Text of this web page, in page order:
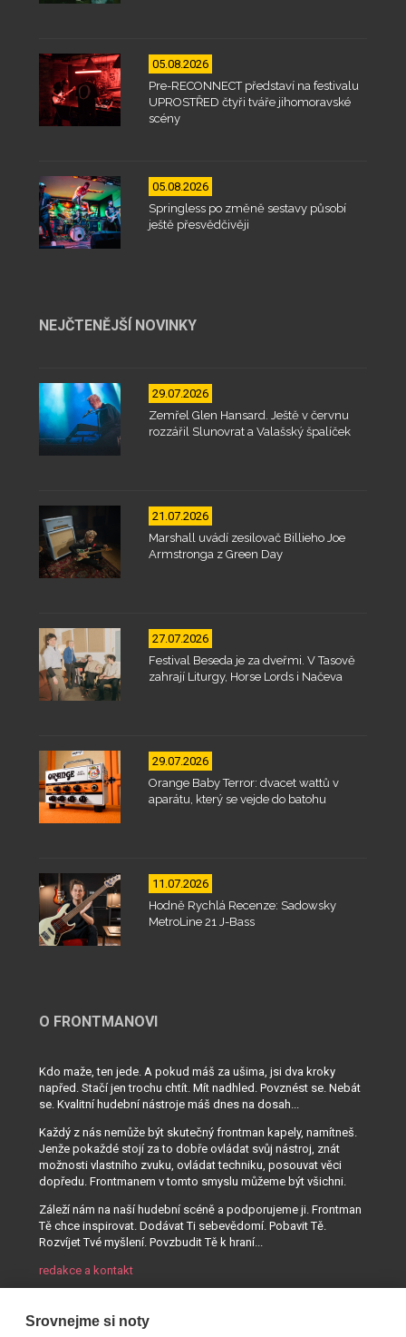
05.08.2026
Pre-RECONNECT představí na festivalu
UPROSTŘED čtyři tváře jihomoravské
scény
05.08.2026
Springless po změně sestavy působí
ještě přesvědčivěji
NEJČTENĚJŠÍ NOVINKY
29.07.2026
Zemřel Glen Hansard. Ještě v červnu
rozzářil Slunovrat a Valašský špalíček
21.07.2026
Marshall uvádí zesilovač Billieho Joe
Armstronga z Green Day
27.07.2026
Festival Beseda je za dveřmi. V Tasově
zahrají Liturgy, Horse Lords i Načeva
29.07.2026
Orange Baby Terror: dvacet wattů v
aparátu, který se vejde do batohu
11.07.2026
Hodně Rychlá Recenze: Sadowsky
MetroLine 21 J-Bass
O FRONTMANOVI
Kdo maže, ten jede. A pokud máš za ušima, jsi dva kroky
napřed. Stačí jen trochu chtít. Mít nadhled. Povznést se. Nebát
se. Kvalitní hudební nástroje máš dnes na dosah...
Každý z nás nemůže být skutečný frontman kapely, namítneš.
Jenže pokaždé stojí za to dobře ovládat svůj nástroj, znát
možnosti vlastního zvuku, ovládat techniku, posouvat věci
dopředu. Frontmanem v tomto smyslu můžeme být všichni.
Záleží nám na naší hudební scéně a podporujeme ji. Frontman
Tě chce inspirovat. Dodávat Ti sebevědomí. Pobavit Tě.
Rozvíjet Tvé myšlení. Povzbudit Tě k hraní...
redakce a kontakt
Srovnejme si noty